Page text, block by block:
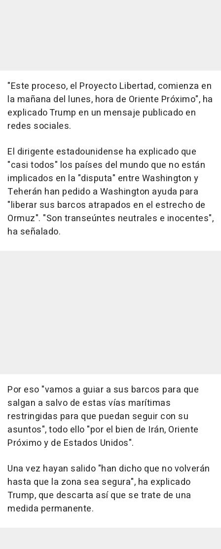
"Este proceso, el Proyecto Libertad, comienza en
la mañana del lunes, hora de Oriente Próximo", ha
explicado Trump en un mensaje publicado en
redes sociales.
El dirigente estadounidense ha explicado que
"casi todos" los países del mundo que no están
implicados en la "disputa" entre Washington y
Teherán han pedido a Washington ayuda para
"liberar sus barcos atrapados en el estrecho de
Ormuz". "Son transeúntes neutrales e inocentes",
ha señalado.
Por eso "vamos a guiar a sus barcos para que
salgan a salvo de estas vías marítimas
restringidas para que puedan seguir con su
asuntos", todo ello "por el bien de Irán, Oriente
Próximo y de Estados Unidos".
Una vez hayan salido "han dicho que no volverán
hasta que la zona sea segura", ha explicado
Trump, que descarta así que se trate de una
medida permanente.